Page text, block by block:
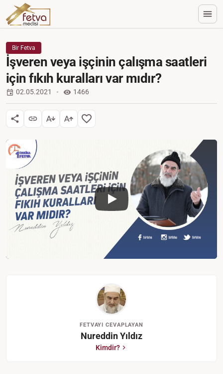
Bir Fetva
İşveren veya işçinin çalışma saatleri
için fıkıh kuralları var mıdır?
02.05.2021 1466
FETVAYI CEVAPLAYAN
Nureddin Yıldız
Kimdir?